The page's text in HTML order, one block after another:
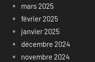
mars 2025
février 2025
janvier 2025
décembre 2024
novembre 2024